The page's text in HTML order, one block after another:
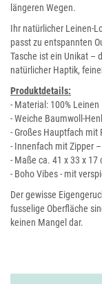
längeren Wegen.
Ihr natürlicher Leinen-
passt zu entspannten
Tasche ist ein Unikat –
natürlicher Haptik,
Produktdetails:
- Material: 100%
- Weiche Baumwoll-
- Großes Hauptfach mit
- Innenfach mit Zipper
- Maße ca. 41 x 33 x
- Boho Vibes - mit
Der gewisse
fusselige Oberfläche
keinen Mangel dar.